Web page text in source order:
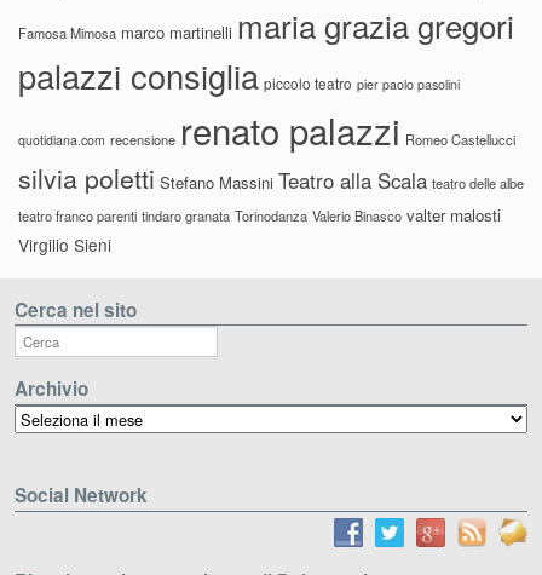
Famosa Mimosa marco martinelli maria grazia gregori
palazzi consiglia piccolo teatro pier paolo pasolini
quotidiana.com recensione renato palazzi Romeo Castellucci
silvia poletti Stefano Massini Teatro alla Scala teatro delle albe
teatro franco parenti tindaro granata Torinodanza Valerio Binasco valter malosti
Virgilio Sieni
Cerca nel sito
Archivio
Archivio
Social Network